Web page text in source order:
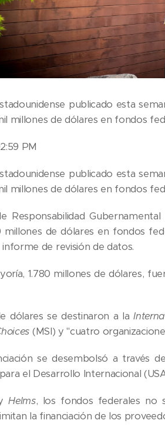
publicado esta
millones de dólares en fondos
PM
publicado esta
millones de dólares en fondos
Responsabilidad
de dólares en fondos
de revisión de datos.
1.780 millones de dólares,
dólares se destinaron a la
(MSI) y "cuatro
se desembolsó a través
el Desarrollo Internacional
Helms, los fondos federales no
la financiación de los